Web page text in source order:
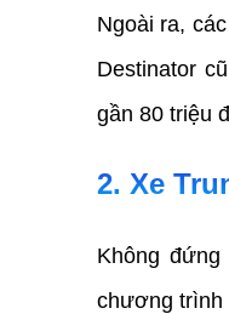
Ngoài ra,
Destinator
gần 80 triệu
2. Xe
Không
chương trình